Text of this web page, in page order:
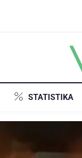
STATISTIKA